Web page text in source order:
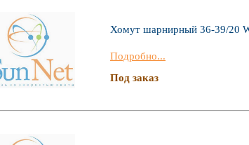
Хомут шарнирный 36-39/20
Подробно...
Под заказ